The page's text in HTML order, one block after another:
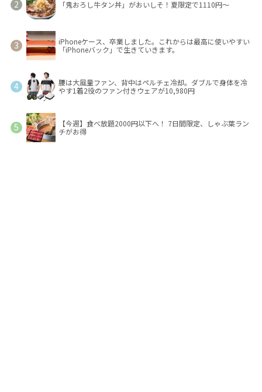
「鬼おろし牛タン丼」がおいしそ！夏限定で1110円～
iPhoneケース、卒業しました。これからは最高に使いやすい
「iPhoneバック」で生きていきます。
腰は大風量ファン、背中はペルチェ冷却。ダブルで身体を冷
やす1着2役のファン付きウェアが10,980円
【今週】食べ放題2000円以下へ！ 7日間限定、しゃぶ葉ラン
チがお得